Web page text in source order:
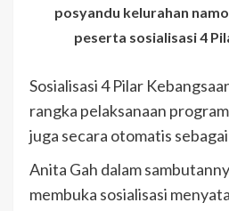
posyandu kelurahan
peserta sosialisasi 4
Sosialisasi 4 Pilar
rangka pelaksanaan
juga secara otomatis
Anita Gah dalam
membuka sosialisasi